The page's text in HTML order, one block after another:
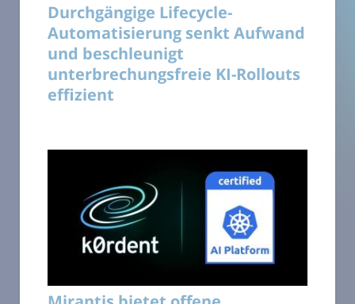
Durchgängige Lifecycle-
Automatisierung senkt Aufwand
und beschleunigt
unterbrechungsfreie KI-Rollouts
effizient